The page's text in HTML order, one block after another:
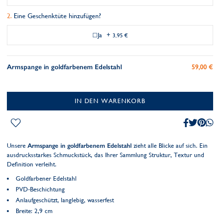
Eine Geschenktüte hinzufügen?
Ja + 3,95 €
Armspange in goldfarbenem Edelstahl 59,00 €
IN DEN WARENKORB
Unsere Armspange in goldfarbenem Edelstahl zieht alle Blicke auf sich. Ein
ausdrucksstarkes Schmuckstück, das Ihrer Sammlung Struktur, Textur und
Definition verleiht.
Goldfarbener Edelstahl
PVD-Beschichtung
Anlaufgeschützt, langlebig, wasserfest
Breite: 2,9 cm